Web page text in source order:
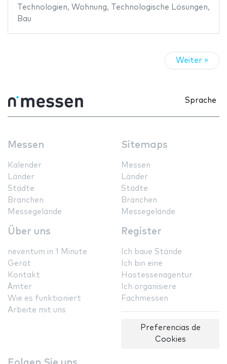
Technologien, Wohnung, Technologische Lösungen,
Bau
Weiter »
Sprache
Messen
Kalender
Länder
Städte
Branchen
Messegelände
Sitemaps
Messen
Länder
Städte
Branchen
Messegelände
Über uns
neventum in 1 Minute
Gerät
Kontakt
Ämter
Wie es funktioniert
Arbeite mit uns
Register
Ich baue Stände
Ich bin eine
Hostessenagentur
Ich organisiere
Fachmessen
Preferencias de
Cookies